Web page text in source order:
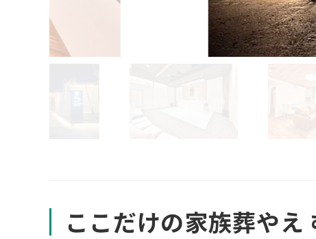
ここだけの家族葬や